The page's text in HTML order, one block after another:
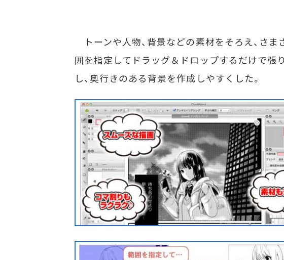
トーンや人物、背景などの素材をそろえ、さ
囲を指定してドラッグ＆ドロップするだけで張
し、奥行きのある背景を作成しやすくした。